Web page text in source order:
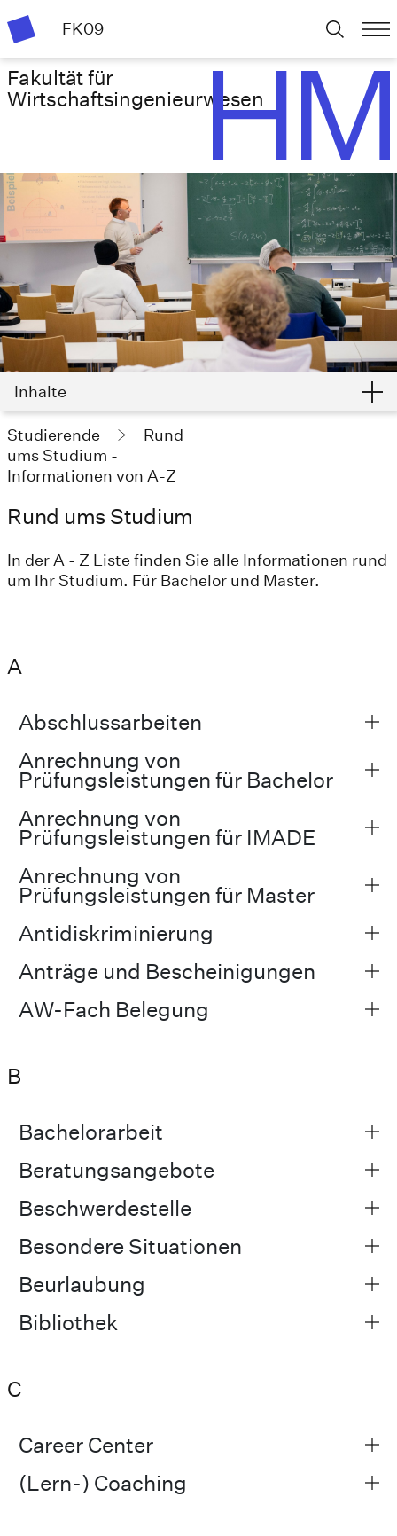
FK09
Fakultät für
Wirtschafts­ingenieurwesen
Studierende
Rund
ums Studium -
Informationen von A-Z
Inhalte
Rund ums Studium
In der A - Z Liste finden Sie alle Informationen rund
um Ihr Studium. Für Bachelor und Master.
A
Abschlussarbeiten
Anrechnung von
Prüfungsleistungen für Bachelor
Anrechnung von
Prüfungsleistungen für IMADE
Anrechnung von
Prüfungsleistungen für Master
Antidiskriminierung
Anträge und Bescheinigungen
AW-Fach Belegung
B
Bachelorarbeit
Beratungsangebote
Beschwerdestelle
Besondere Situationen
Beurlaubung
Bibliothek
C
Career Center
(Lern-) Coaching